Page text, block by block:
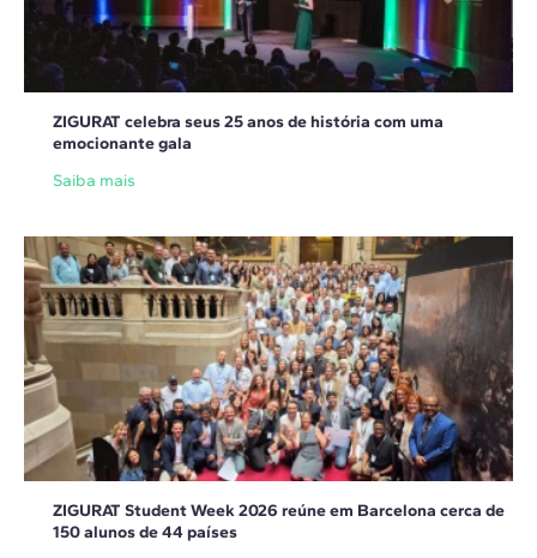
ZIGURAT celebra seus 25 anos de história com uma
emocionante gala
Saiba mais
ZIGURAT Student Week 2026 reúne em Barcelona cerca de
150 alunos de 44 países